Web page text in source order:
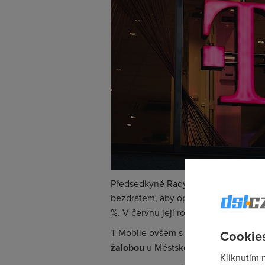
Předsedkyně Rady ČTÚ Hana
bezdrátem, aby operátor
snížil
%. V červnu její rozhodnutí potvrdila
T-Mobile ovšem s rozhodnutím
žalobou u Městského soudu v Praze.
Kliknutím